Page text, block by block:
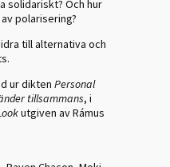
solidariskt? Och hur
polarisering?
till alternativa och
ur dikten Personal
tillsammans, i
utgiven av Rámus